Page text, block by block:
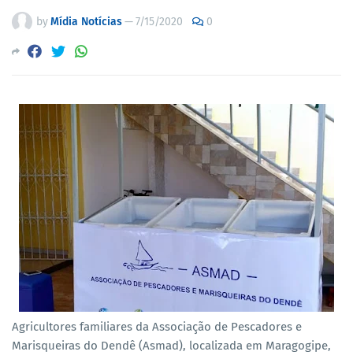
byMídia Notícias—7/15/2020 0
Agricultores familiares da Associação de Pescadores e
Marisqueiras do Dendê (Asmad), localizada em Maragogipe,